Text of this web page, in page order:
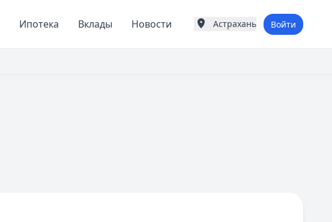
Ипотека Вклады Новости
Города России
Астрахань Войти